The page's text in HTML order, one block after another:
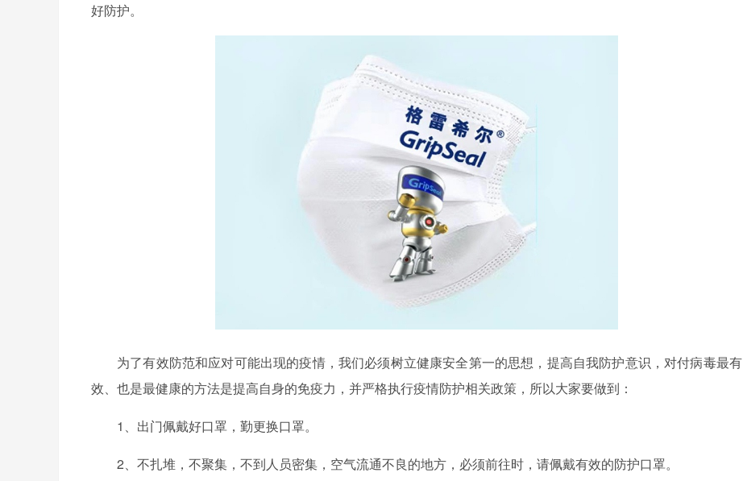
好防护。
为了有效防范和应对可能出现的疫情，我们必须树立健康安全第一的思想，提高自我防护意识，对付病毒最有
效、也是最健康的方法是提高自身的免疫力，并严格执行疫情防护相关政策，所以大家要做到：
1、出门佩戴好口罩，勤更换口罩。
2、不扎堆，不聚集，不到人员密集，空气流通不良的地方，必须前往时，请佩戴有效的防护口罩。